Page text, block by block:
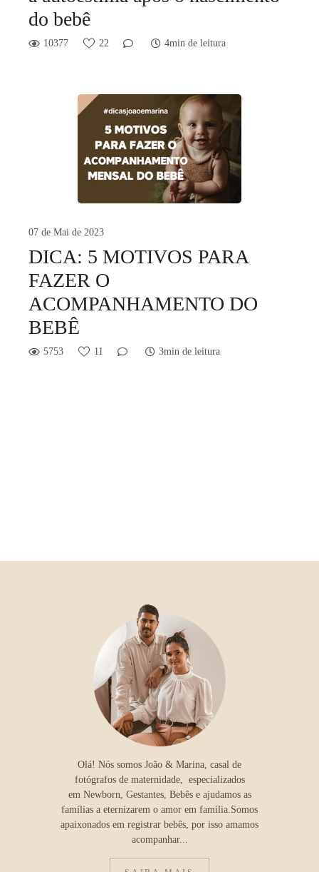
do bebê
10377 22 4min de leitura
07 de Mai de 2023
DICA: 5 MOTIVOS PARA
FAZER O
ACOMPANHAMENTO DO
BEBÊ
5753 11 3min de leitura
Olá! Nós somos João & Marina, casal de
fotógrafos de maternidade, especializados
em Newborn, Gestantes, Bebês e ajudamos as
famílias a eternizarem o amor em família.Somos
apaixonados em registrar bebês, por isso amamos
acompanhar...